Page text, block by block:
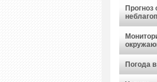
Прогноз
Погода